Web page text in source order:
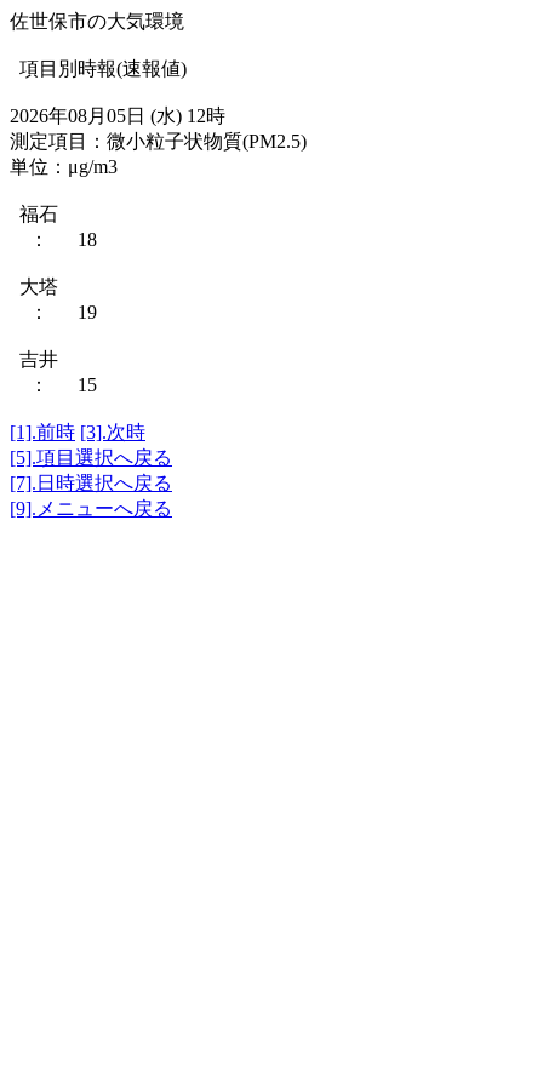
佐世保市の大気環境
項目別時報(速報値)
2026年08月05日 (水) 12時
測定項目：微小粒子状物質(PM2.5)
単位：μg/m3
福石
： 18
大塔
： 19
吉井
： 15
[1].前時 [3].次時
[5].項目選択へ戻る
[7].日時選択へ戻る
[9].メニューへ戻る